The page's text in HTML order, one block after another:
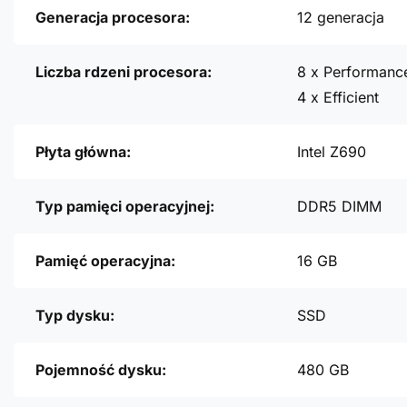
Generacja procesora: 12 generacja
Liczba rdzeni procesora:
8 x
4 x Efficient
Płyta główna: Intel Z690
Typ pamięci operacyjnej: DDR5 DIMM
Pamięć operacyjna: 16 GB
Typ dysku: SSD
Pojemność dysku: 480 GB